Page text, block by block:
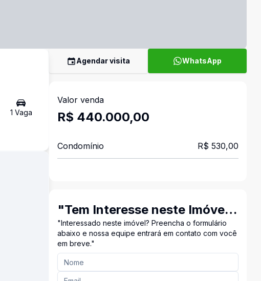
1 Vaga
Agendar visita WhatsApp
Valor venda
R$ 440.000,00
Condomínio R$ 530,00
"Tem Interesse neste Imóvel?
Entre em Contato Conosco!"
"Interessado neste imóvel? Preencha o formulário
abaixo e nossa equipe entrará em contato com você
em breve."